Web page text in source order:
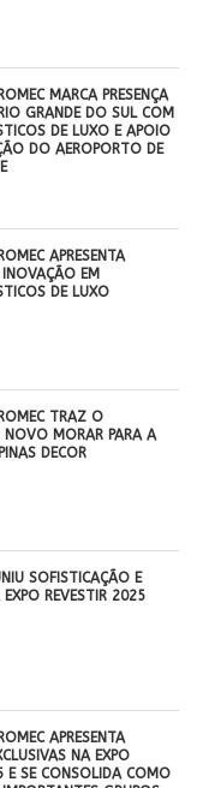
MARCA PRESENÇA
GRANDE DO SUL COM
DE LUXO E APOIO
DO AEROPORTO DE
APRESENTA
INOVAÇÃO EM
DE LUXO
TRAZ O
NOVO MORAR PARA A
DECOR
SOFISTICAÇÃO E
REVESTIR 2025
APRESENTA
NA EXPO
E SE CONSOLIDA COMO